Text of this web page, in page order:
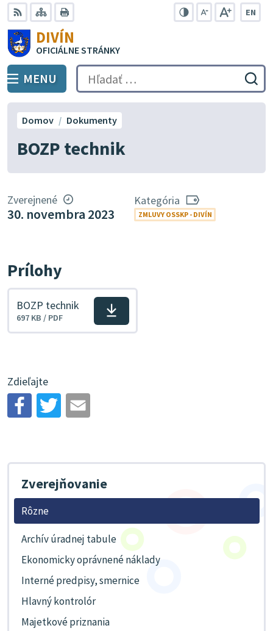
Preskočiť
na
obsah
RSS Mapa
EN
DIVÍN
OFICIÁLNE STRÁNKY
PREPNÚŤ
MENU Hľadať:
BOZP technik
Domov Dokumenty
Zverejnené
30. novembra 2023
Kategória
ZMLUVY OSSKP - DIVÍN
Prílohy
Stiahnuť
BOZP technik
697 KB / PDF
Zdieľajte
Zverejňovanie
Rôzne
Archív úradnej tabule
Ekonomicky oprávnené náklady
Interné predpisy, smernice
Hlavný kontrolór
Majetkové priznania